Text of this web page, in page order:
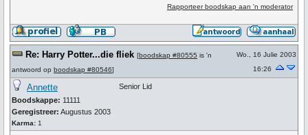
Rapporteer boodskap aan 'n moderator
Re: Harry Potter...die fliek [boodskap #80555 is 'n
antwoord op boodskap #80546]
Wo., 16 Julie 2003
16:26
Annette
Boodskappe: 11111
Geregistreer: Augustus 2003
Karma: 1
Senior Lid